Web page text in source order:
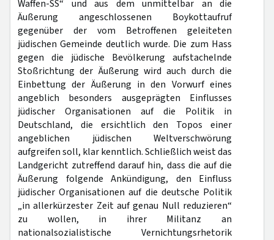
Waffen-SS“ und aus dem unmittelbar an die
Äußerung angeschlossenen Boykottaufruf
gegenüber der vom Betroffenen geleiteten
jüdischen Gemeinde deutlich wurde. Die zum Hass
gegen die jüdische Bevölkerung aufstachelnde
Stoßrichtung der Äußerung wird auch durch die
Einbettung der Äußerung in den Vorwurf eines
angeblich besonders ausgeprägten Einflusses
jüdischer Organisationen auf die Politik in
Deutschland, die ersichtlich den Topos einer
angeblichen jüdischen Weltverschwörung
aufgreifen soll, klar kenntlich. Schließlich weist das
Landgericht zutreffend darauf hin, dass die auf die
Äußerung folgende Ankündigung, den Einfluss
jüdischer Organisationen auf die deutsche Politik
„in allerkürzester Zeit auf genau Null reduzieren“
zu wollen, in ihrer Militanz an
nationalsozialistische Vernichtungsrhetorik